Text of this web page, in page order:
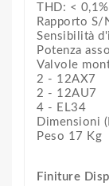
THD: <
Rapporto S/
Sensibilità
Potenza
Valvole
2 - 12AX7
2 - 12AU7
4 - EL34
Dimensioni
Peso 17 Kg
Finiture